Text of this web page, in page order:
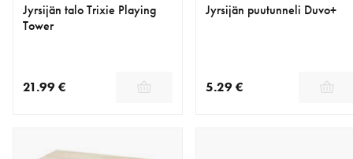
Jyrsijän talo Trixie Playing
Tower
21.99 €
Jyrsijän puutunneli Duvo+
5.29 €